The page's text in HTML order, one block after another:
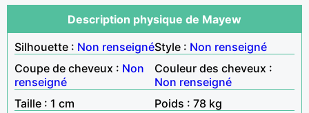
Description physique de Mayew
Silhouette : Non renseignéStyle : Non renseigné
Coupe de cheveux : Non
renseigné
Couleur des cheveux :
Non renseigné
Taille : 1 cm
Poids : 78 kg